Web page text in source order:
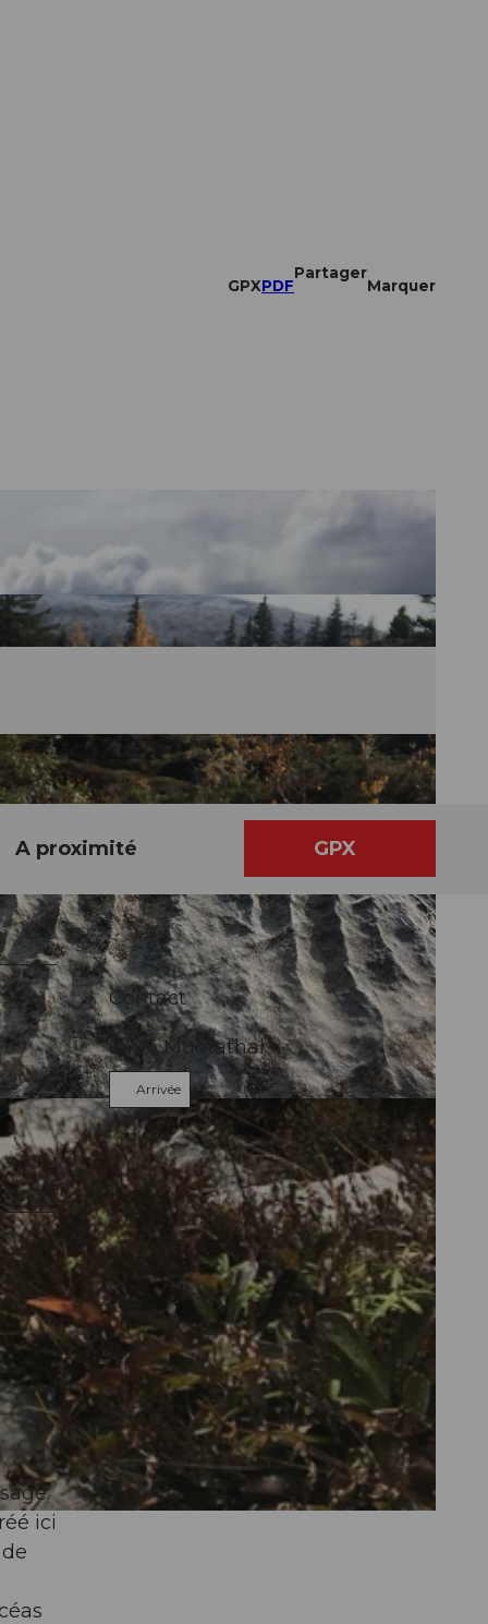
GPXPDF
Partager
Marquer
A proximité GPX
ici
Contact
6436Muotathal
Arrivée